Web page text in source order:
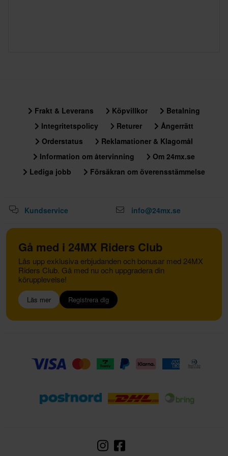
Frakt & Leverans Köpvillkor
Betalning
Integritetspolicy
Returer
Ångerrätt
Orderstatus
Reklamationer & Klagomål
Information om återvinning
Om 24mx.se
Lediga jobb
Försäkran om överensstämmelse
Kundservice info@24mx.se
Gå med i 24MX Riders Club
Lås upp exklusiva erbjudanden och bonusar med 24MX
Riders Club. Gå med nu och uppgradera din
körupplevelse!
Läs mer Registrera dig